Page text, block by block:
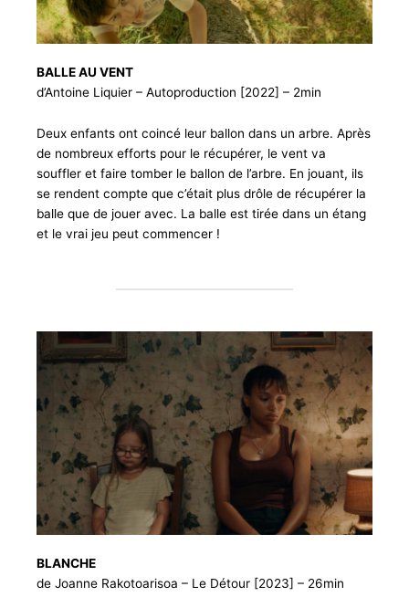
BALLE AU VENT
d’Antoine Liquier – Autoproduction [2022] – 2min
Deux enfants ont coincé leur ballon dans un arbre. Après
de nombreux efforts pour le récupérer, le vent va
souffler et faire tomber le ballon de l’arbre. En jouant, ils
se rendent compte que c’était plus drôle de récupérer la
balle que de jouer avec. La balle est tirée dans un étang
et le vrai jeu peut commencer !
BLANCHE
de Joanne Rakotoarisoa – Le Détour [2023] – 26min